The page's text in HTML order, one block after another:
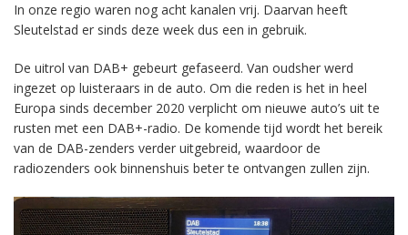
In onze regio waren nog acht kanalen vrij. Daarvan heeft
Sleutelstad er sinds deze week dus een in gebruik.
De uitrol van DAB+ gebeurt gefaseerd. Van oudsher werd
ingezet op luisteraars in de auto. Om die reden is het in heel
Europa sinds december 2020 verplicht om nieuwe auto’s uit te
rusten met een DAB+-radio. De komende tijd wordt het bereik
van de DAB-zenders verder uitgebreid, waardoor de
radiozenders ook binnenshuis beter te ontvangen zullen zijn.